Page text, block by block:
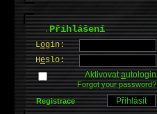
.Přihlášení
Login:
Heslo:
Aktivovatautologin
Forgot your password?
Registrace